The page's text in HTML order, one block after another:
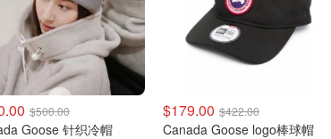
$500.00
Goose 针织冷帽
$179.00 $422.00
Canada Goose logo棒球帽